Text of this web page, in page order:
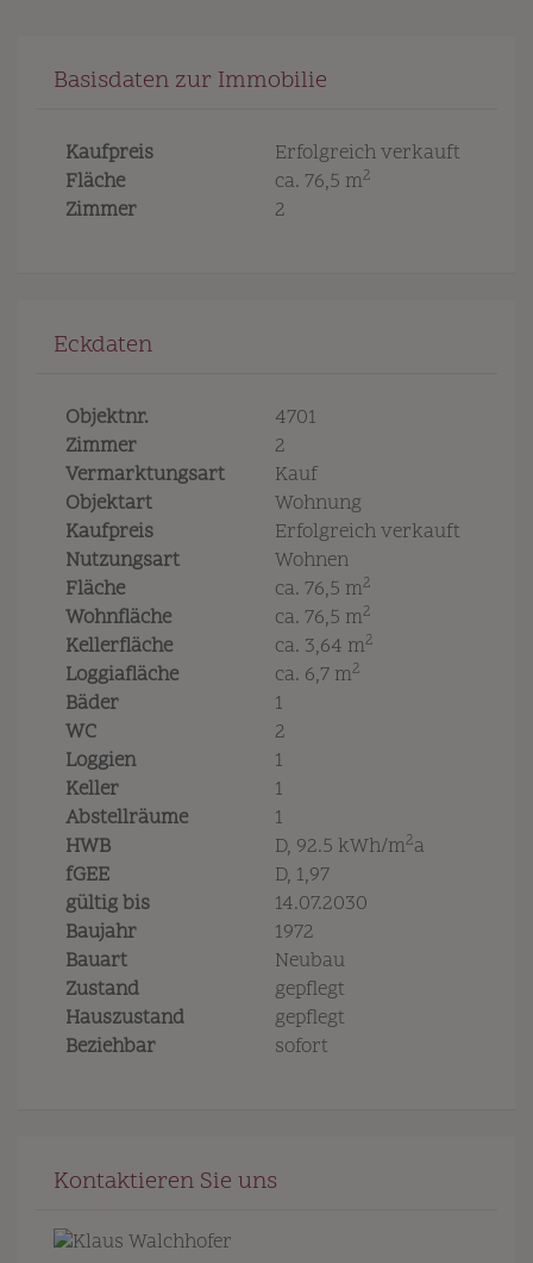
Basisdaten zur Immobilie
Kaufpreis
Erfolgreich verkauft
Fläche
ca. 76,5 m2
Zimmer 2
Eckdaten
Objektnr.
4701
Zimmer
2
Vermarktungsart
Kauf
Objektart
Wohnung
Kaufpreis
Erfolgreich verkauft
Nutzungsart
Wohnen
Fläche
ca. 76,5 m2
Wohnfläche ca. 76,5 m2
Kellerfläche ca. 3,64 m2
Loggiafläche ca. 6,7 m2
Bäder
1
WC
2
Loggien
1
Keller
1
Abstellräume
1
HWB
D, 92.5 kWh/m2a
fGEE
D, 1,97
gültig bis
14.07.2030
Baujahr
1972
Bauart
Neubau
Zustand
gepflegt
Hauszustand
gepflegt
Beziehbar
sofort
Kontaktieren Sie uns